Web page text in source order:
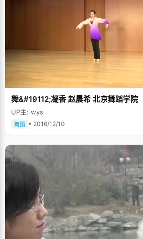
舞&#19112;凝香 赵晨希 北京舞蹈学院
UP主: wys
舞蹈 • 2016/12/10